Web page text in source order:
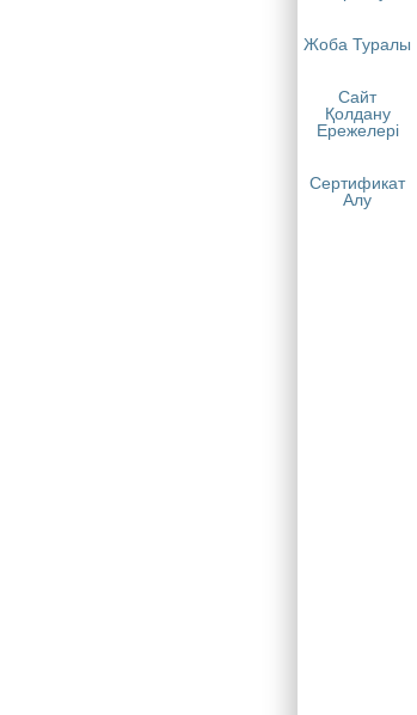
Жоба Туралы
Сайт
Қолдану
Ережелері
Сертификат
Алу